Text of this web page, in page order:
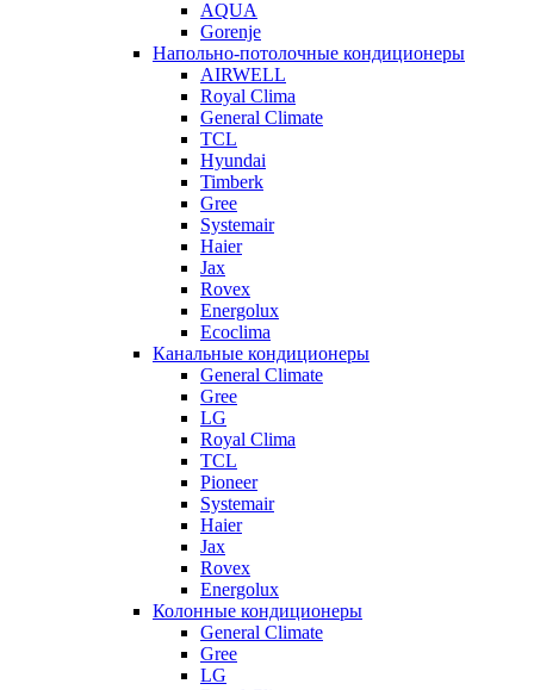
AQUA
Gorenje
Напольно-потолочные кондиционеры
AIRWELL
Royal Clima
General Climate
TCL
Hyundai
Timberk
Gree
Systemair
Haier
Jax
Rovex
Energolux
Ecoclima
Канальные кондиционеры
General Climate
Gree
LG
Royal Clima
TCL
Pioneer
Systemair
Haier
Jax
Rovex
Energolux
Колонные кондиционеры
General Climate
Gree
LG